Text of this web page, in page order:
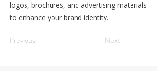
logos, brochures, and advertising materials
to enhance your brand identity.
Previous Next